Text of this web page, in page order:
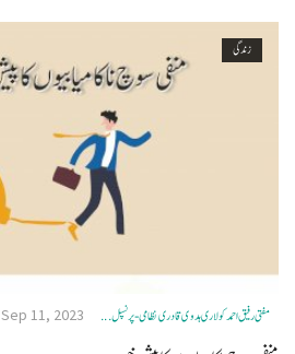
زندگی
مفتی رفیق احمد کولاری ہدوی قادری نظامی- پرنسپل ... Sep 11, 2023